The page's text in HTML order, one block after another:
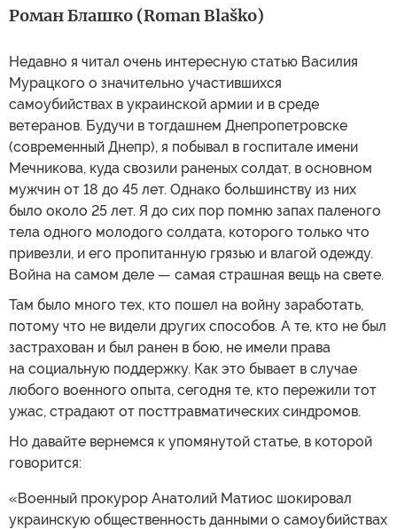
Роман Блашко (Roman Blaško)
Недавно я читал очень интересную статью Василия
Мурацкого о значительно участившихся
самоубийствах в украинской армии и в среде
ветеранов. Будучи в тогдашнем Днепропетровске
(современный Днепр), я побывал в госпитале имени
Мечникова, куда свозили раненых солдат, в основном
мужчин от 18 до 45 лет. Однако большинству из них
было около 25 лет. Я до сих пор помню запах паленого
тела одного молодого солдата, которого только что
привезли, и его пропитанную грязью и влагой одежду.
Война на самом деле — самая страшная вещь на свете.
Там было много тех, кто пошел на войну заработать,
потому что не видели других способов. А те, кто не был
застрахован и был ранен в бою, не имели права
на социальную поддержку. Как это бывает в случае
любого военного опыта, сегодня те, кто пережили тот
ужас, страдают от посттравматических синдромов.
Но давайте вернемся к упомянутой статье, в которой
говорится:
«Военный прокурор Анатолий Матиос шокировал
украинскую общественность данными о самоубийствах